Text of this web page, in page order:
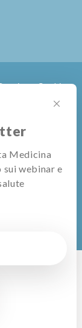
Cookie
meramente
Medicina
correttezza ed
Medicina
webinar e